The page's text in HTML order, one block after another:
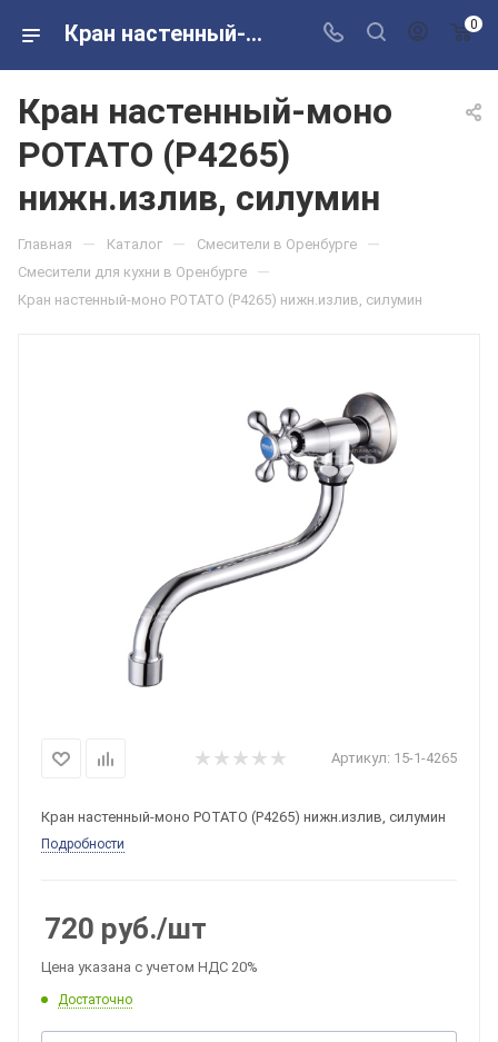
Кран настенный-моно POTATO (P4265) нижн.излив, силумин в розничных магазинах Сантехторг 0
Кран настенный-моно
POTATO (P4265)
нижн.излив, силумин
Главная — Каталог — Смесители в Оренбурге —
Смесители для кухни в Оренбурге —
Кран настенный-моно POTATO (P4265) нижн.излив, силумин
Артикул: 15-1-4265
Кран настенный-моно POTATO (P4265) нижн.излив, силумин
Подробности
720 руб./шт
Цена указана с учетом НДС 20%
Достаточно